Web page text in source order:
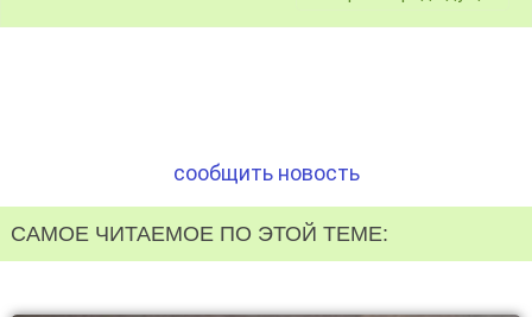
сообщить новость
САМОЕ ЧИТАЕМОЕ ПО ЭТОЙ ТЕМЕ: